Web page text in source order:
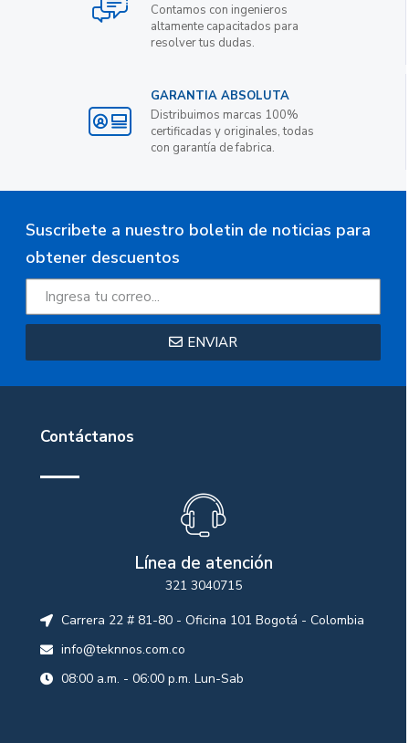
Contamos con ingenieros
altamente capacitados para
resolver tus dudas.
GARANTIA ABSOLUTA
Distribuimos marcas 100%
certificadas y originales, todas
con garantía de fabrica.
Suscribete a nuestro boletin de noticias para
obtener descuentos
ENVIAR
Contáctanos
Línea de atención
321 3040715
Carrera 22 # 81-80 - Oficina 101 Bogotá - Colombia
info@teknnos.com.co
08:00 a.m. - 06:00 p.m. Lun-Sab